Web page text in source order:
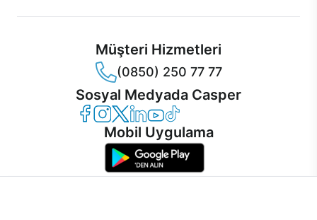
Müşteri Hizmetleri
(0850) 250 77 77
Sosyal Medyada Casper
Casper Facebook
Casper Instagram
Casper Twitter
Casper LinkedIn
Casper YouTube
Casper TikTok
Mobil Uygulama